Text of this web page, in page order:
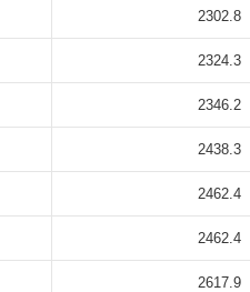
2302.8
2324.3
2346.2
2438.3
2462.4
2462.4
2617.9